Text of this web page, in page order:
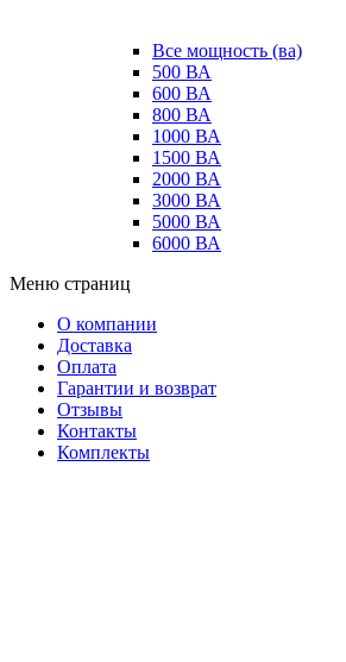
Все мощность (ва)
500 ВА
600 ВА
800 ВА
1000 ВА
1500 ВА
2000 ВА
3000 ВА
5000 ВА
6000 ВА
Меню страниц
О компании
Доставка
Оплата
Гарантии и возврат
Отзывы
Контакты
Комплекты